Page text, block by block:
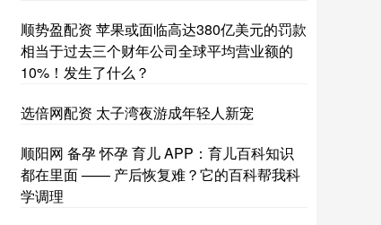
顺势盈配资 苹果或面临高达380亿美元的罚款
相当于过去三个财年公司全球平均营业额的
10%！发生了什么？
选倍网配资 太子湾夜游成年轻人新宠
顺阳网 备孕 怀孕 育儿 APP：育儿百科知识
都在里面 —— 产后恢复难？它的百科帮我科
学调理